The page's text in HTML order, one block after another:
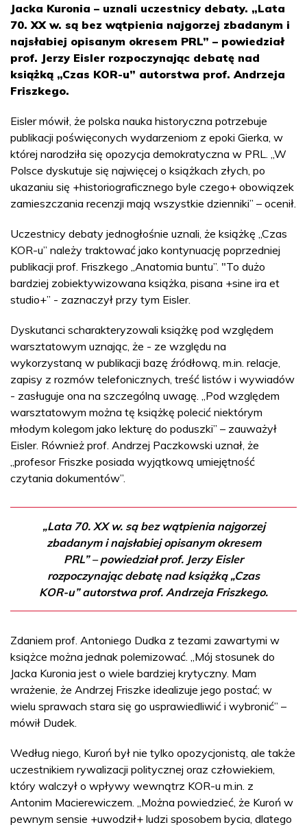
Jacka Kuronia – uznali uczestnicy debaty. „Lata
70. XX w. są bez wątpienia najgorzej zbadanym i
najsłabiej opisanym okresem PRL” – powiedział
prof. Jerzy Eisler rozpoczynając debatę nad
książką „Czas KOR-u” autorstwa prof. Andrzeja
Friszkego.
Eisler mówił, że polska nauka historyczna potrzebuje
publikacji poświęconych wydarzeniom z epoki Gierka, w
której narodziła się opozycja demokratyczna w PRL. „W
Polsce dyskutuje się najwięcej o książkach złych, po
ukazaniu się +historiograficznego byle czego+ obowiązek
zamieszczania recenzji mają wszystkie dzienniki” – ocenił.
Uczestnicy debaty jednogłośnie uznali, że książkę „Czas
KOR-u” należy traktować jako kontynuację poprzedniej
publikacji prof. Friszkego „Anatomia buntu”. "To dużo
bardziej zobiektywizowana książka, pisana +sine ira et
studio+” - zaznaczył przy tym Eisler.
Dyskutanci scharakteryzowali książkę pod względem
warsztatowym uznając, że - ze względu na
wykorzystaną w publikacji bazę źródłową, m.in. relacje,
zapisy z rozmów telefonicznych, treść listów i wywiadów
- zasługuje ona na szczególną uwagę. „Pod względem
warsztatowym można tę książkę polecić niektórym
młodym kolegom jako lekturę do poduszki” – zauważył
Eisler. Również prof. Andrzej Paczkowski uznał, że
„profesor Friszke posiada wyjątkową umiejętność
czytania dokumentów”.
„Lata 70. XX w. są bez wątpienia najgorzej
zbadanym i najsłabiej opisanym okresem
PRL” – powiedział prof. Jerzy Eisler
rozpoczynając debatę nad książką „Czas
KOR-u” autorstwa prof. Andrzeja Friszkego.
Zdaniem prof. Antoniego Dudka z tezami zawartymi w
książce można jednak polemizować. „Mój stosunek do
Jacka Kuronia jest o wiele bardziej krytyczny. Mam
wrażenie, że Andrzej Friszke idealizuje jego postać; w
wielu sprawach stara się go usprawiedliwić i wybronić” –
mówił Dudek.
Według niego, Kuroń był nie tylko opozycjonistą, ale także
uczestnikiem rywalizacji politycznej oraz człowiekiem,
który walczył o wpływy wewnątrz KOR-u m.in. z
Antonim Macierewiczem. „Można powiedzieć, że Kuroń w
pewnym sensie +uwodził+ ludzi sposobem bycia, dlatego